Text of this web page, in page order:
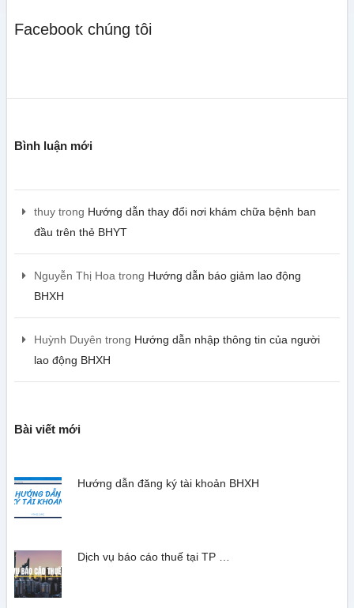
Facebook chúng tôi
Bình luận mới
thuytrong Hướng dẫn thay đổi nơi khám chữa bệnh ban
đầu trên thẻ BHYT
Nguyễn Thị Hoatrong Hướng dẫn báo giảm lao động
BHXH
Huỳnh Duyên trong Hướng dẫn nhập thông tin của người
lao động BHXH
Bài viết mới
Hướng dẫn đăng ký tài khoản BHXH
Dịch vụ báo cáo thuế tại TP …